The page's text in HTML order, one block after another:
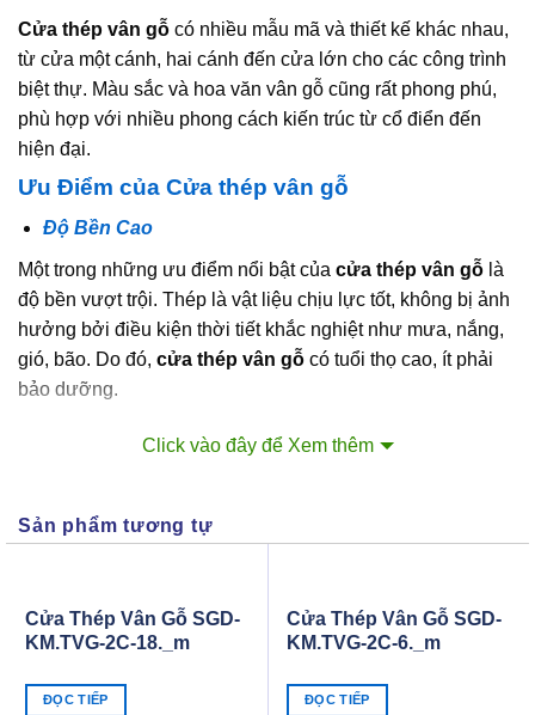
Cửa thép vân gỗ có nhiều mẫu mã và thiết kế khác nhau,
từ cửa một cánh, hai cánh đến cửa lớn cho các công trình
biệt thự. Màu sắc và hoa văn vân gỗ cũng rất phong phú,
phù hợp với nhiều phong cách kiến trúc từ cổ điển đến
hiện đại.
Ưu Điểm của Cửa thép vân gỗ
Độ Bền Cao
Một trong những ưu điểm nổi bật của cửa thép vân gỗ là
độ bền vượt trội. Thép là vật liệu chịu lực tốt, không bị ảnh
hưởng bởi điều kiện thời tiết khắc nghiệt như mưa, nắng,
gió, bão. Do đó, cửa thép vân gỗ có tuổi thọ cao, ít phải
bảo dưỡng.
tích hợp trên cửa giúp tăng cường tính bảo mật cho ngôi
Tính Thẩm Mỹ Cao
đẹp sang trọng, ấm cúng như gỗ tự nhiên. Sản phẩm này
Click vào đây để Xem thêm
Sản phẩm tương tự
Cửa Thép Vân Gỗ SGD-
KM.TVG-2C-18._m
ĐỌC TIẾP
Cửa Thép Vân Gỗ SGD-
KM.TVG-2C-6._m
ĐỌC TIẾP